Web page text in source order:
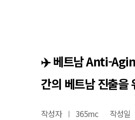
✈️ 베트남 Anti-
간의 베트남 진출을
작성자 365mc 작성일